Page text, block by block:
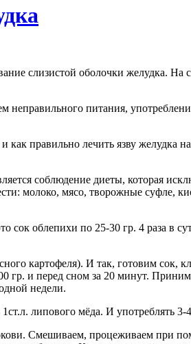
слизистой оболочки желудка.
неправильного питания,
и как правильно лечить язву желудка
соблюдение диеты, которая
молоко, мясо, творожные
облепихи по 25-30 гр. 4 раза в
картофеля). И так, готовим сок,
и перед сном за 20 минут.
недели.
липового мёда. И употреблять 3-
Смешиваем, процеживаем при